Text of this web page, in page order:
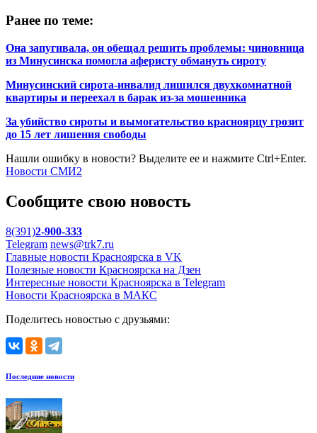
Ранее по теме:
Она запугивала, он обещал решить проблемы: чиновница
из Минусинска помогла аферисту обмануть сироту
Минусинский сирота-инвалид лишился двухкомнатной
квартиры и переехал в барак из-за мошенника
За убийство сироты и вымогательство красноярцу грозит
до 15 лет лишения свободы
Нашли ошибку в новости? Выделите ее и нажмите Ctrl+Enter.
Новости СМИ2
Сообщите свою новость
8(391)2-900-333
Telegram news@trk7.ru
Главные новости Красноярска в VK
Полезные новости Красноярска на Дзен
Интересные новости Красноярска в Telegram
Новости Красноярска в МАКС
Поделитесь новостью с друзьями:
Последние новости